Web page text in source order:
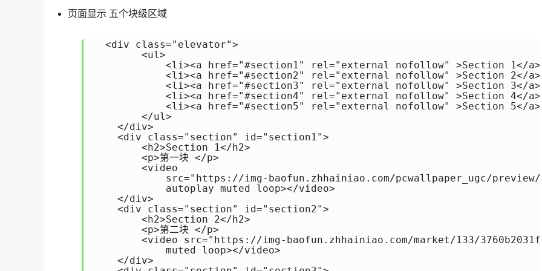
页面显示 五个块级区域
  <div class="elevator">
        <ul>
<li><a href="#section1" rel="external nofollow" >Section 1</
<li><a href="#section2" rel="external nofollow" >Section 2</
<li><a href="#section3" rel="external nofollow" >Section 3</
<li><a href="#section4" rel="external nofollow" >Section 4</
<li><a href="#section5" rel="external nofollow" >Section 5</
        </ul>
    </div>
    <div class="section" id="section1">
        <h2>Section 1</h2>
        <p>第一块 </p>
        <video
src="https://img-baofun.zhhainiao.com/pcwallpaper_ugc/
            autoplay muted loop></video>
    </div>
    <div class="section" id="section2">
        <h2>Section 2</h2>
        <p>第二块 </p>
<video src="https://img-baofun.zhhainiao.com/market/133/
            muted loop></video>
    </div>